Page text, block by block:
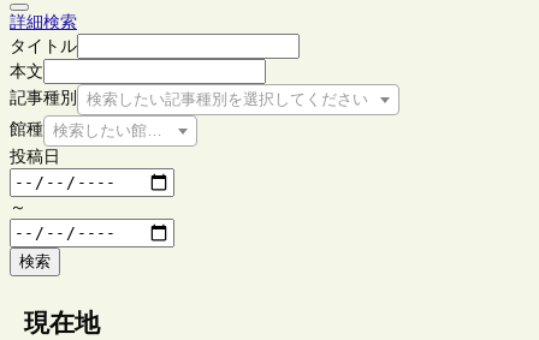
詳細検索
タイトル
本文
記事種別
検索したい記事種別を選択してください
館種 検索したい館種を選択してください
投稿日
～
検索
現在地